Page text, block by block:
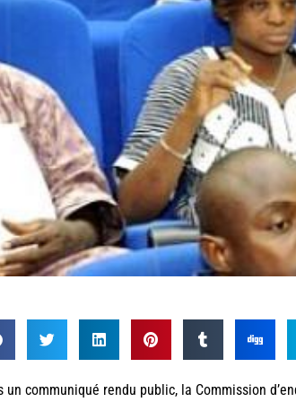
un communiqué rendu public, la Commission